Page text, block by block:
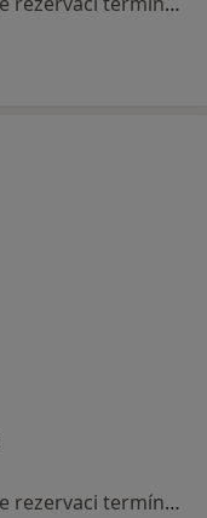
Tento specialista nenabízí online rezervaci termínu na této adrese.